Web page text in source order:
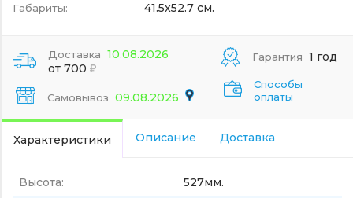
Габариты: 41.5x52.7 см.
Доставка 10.08.2026
от 700
Самовывоз 09.08.2026
Гарантия 1 год
Способы
оплаты
Характеристики Описание Доставка
Высота:
527мм.